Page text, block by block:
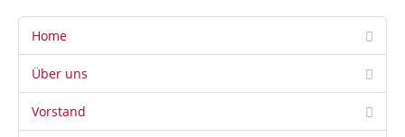
Home
Über uns
Vorstand